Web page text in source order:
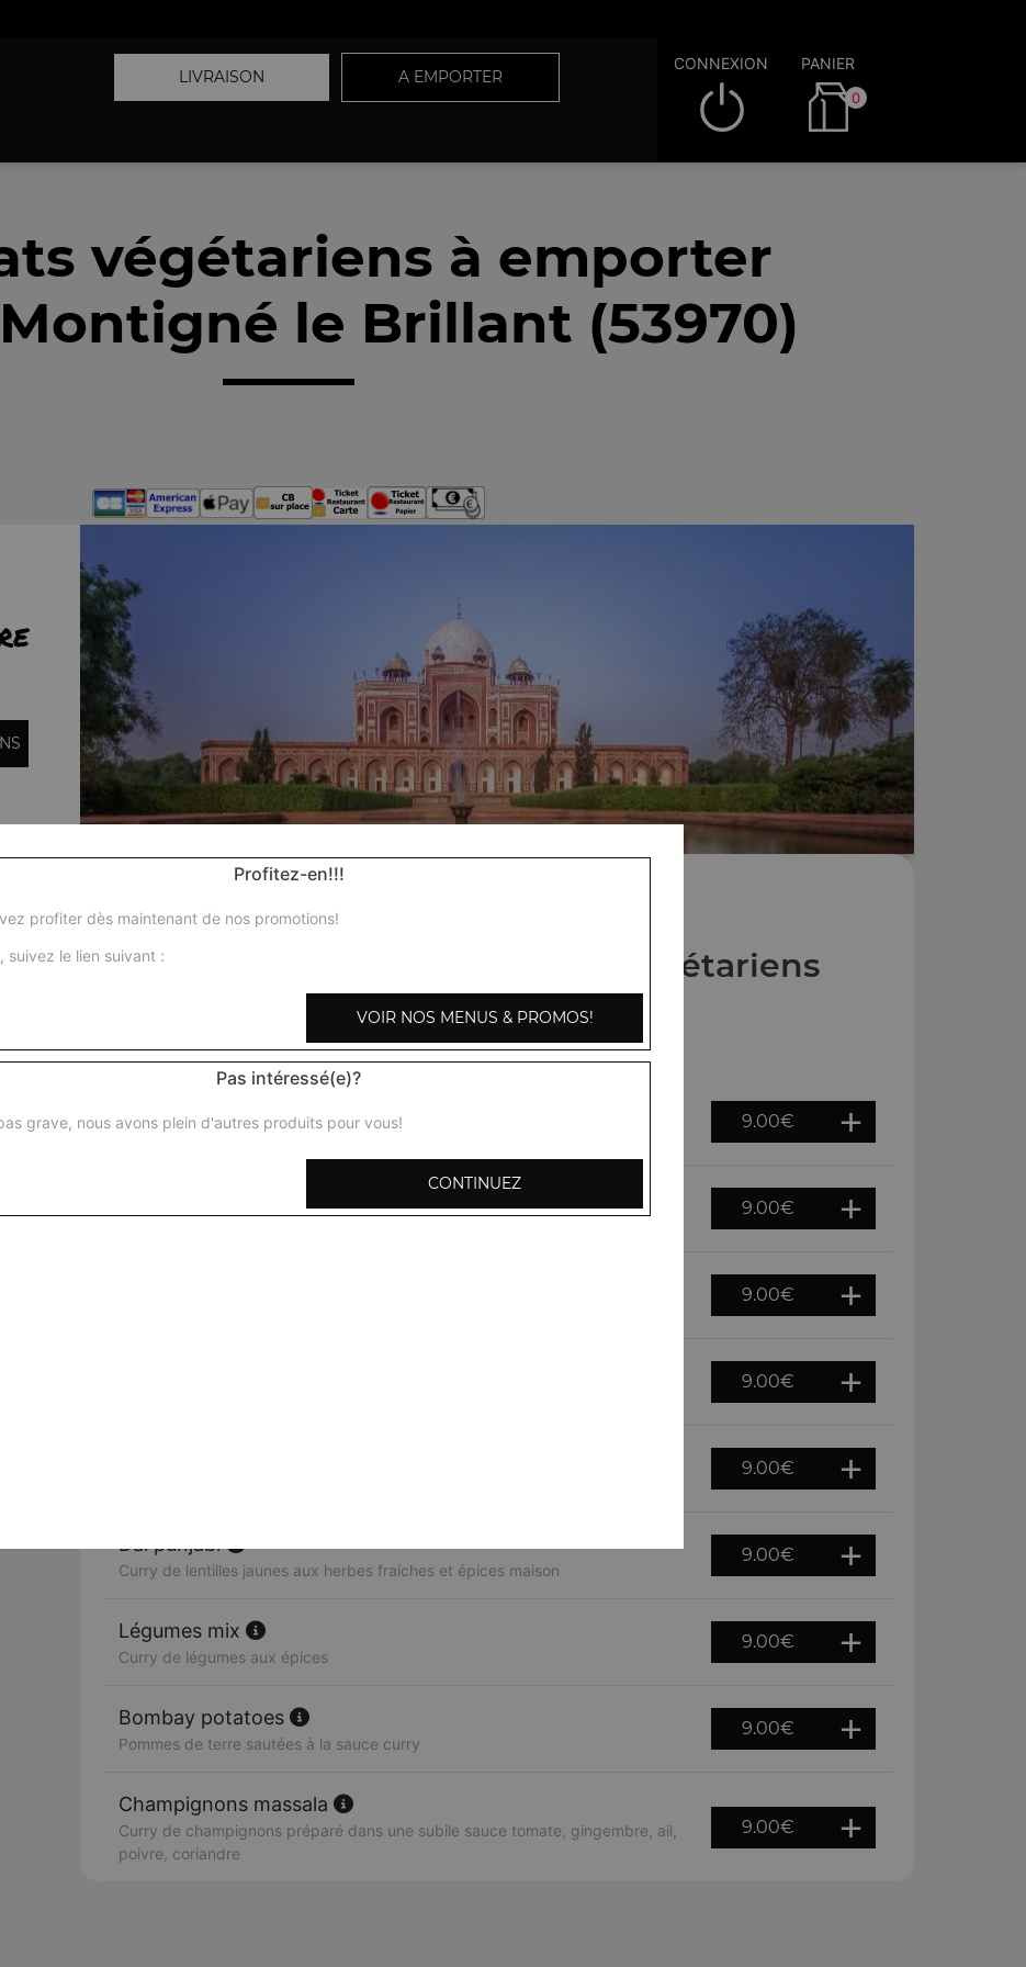
LIVRAISON A EMPORTER
CONNEXION PANIER
0
végétariens à emporter
le Brillant (53970)
Nos Plats végétariens
Légumes préparés avec des amandes, noix de cajou, crème fraiche, épices
9.00€
9.00€
9.00€
9.00€
9.00€
Dal punjabi
Curry de lentilles jaunes aux herbes fraiches et épices maison
9.00€
Légumes mix
Curry de légumes aux épices
9.00€
Bombay potatoes
Pommes de terre sautées à la sauce curry
9.00€
Champignons massala
Curry de champignons préparé dans une subile sauce tomate, gingembre, ail,
poivre, coriandre
9.00€
Profitez-en!!!
profiter dès maintenant de nos promotions!
suivez le lien suivant :
VOIR NOS MENUS & PROMOS!
Pas intéressé(e)?
grave, nous avons plein d'autres produits pour vous!
CONTINUEZ